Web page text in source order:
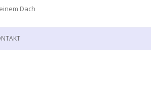
Dach
Zum